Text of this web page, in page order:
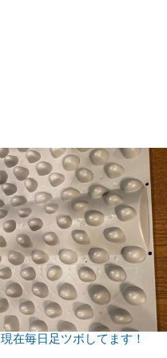
現在毎日足ツボしてます！